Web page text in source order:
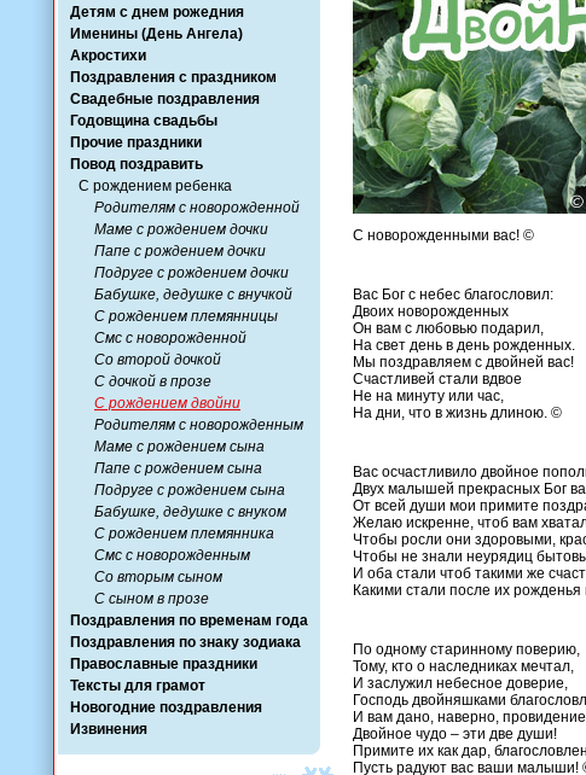
Детям с днем рожедния
Именины (День Ангела)
Акростихи
Поздравления с праздником
Свадебные поздравления
Годовщина свадьбы
Прочие праздники
Повод поздравить
С рождением ребенка
Родителям с новорожденной
Маме с рождением дочки
Папе с рождением дочки
Подруге с рождением дочки
Бабушке, дедушке с внучкой
С рождением племянницы
Смс с новорожденной
Со второй дочкой
С дочкой в прозе
С рождением двойни
Родителям с новорожденным
Маме с рождением сына
Папе с рождением сына
Подруге с рождением сына
Бабушке, дедушке с внуком
С рождением племянника
Смс с новорожденным
Со вторым сыном
С сыном в прозе
Поздравления по временам года
Поздравления по знаку зодиака
Православные праздники
Тексты для грамот
Новогодние поздравления
Извинения
С новорожденными вас! ©
Вас Бог с небес благословил:
Двоих новорожденных
Он вам с любовью подарил,
На свет день в день рожденных.
Мы поздравляем с двойней вас!
Счастливей стали вдвое
Не на минуту или час,
На дни, что в жизнь длиною. ©
Вас осчастливило двойное
Двух малышей прекрасных Бог
От всей души мои примите
Желаю искренне, чтоб вам
Чтобы росли они здоровыми,
Чтобы не знали неурядиц
И оба стали чтоб такими же
Какими стали после их
По одному старинному поверию,
Тому, кто о наследниках мечтал,
И заслужил небесное доверие,
Господь двойняшками
И вам дано, наверно,
Двойное чудо – эти две души!
Примите их как дар,
Пусть радуют вас ваши малыши!